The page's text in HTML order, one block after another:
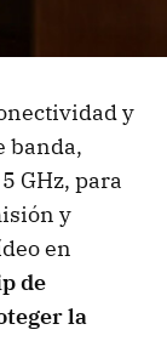
y
banda,
GHz, para
y
en
de
la